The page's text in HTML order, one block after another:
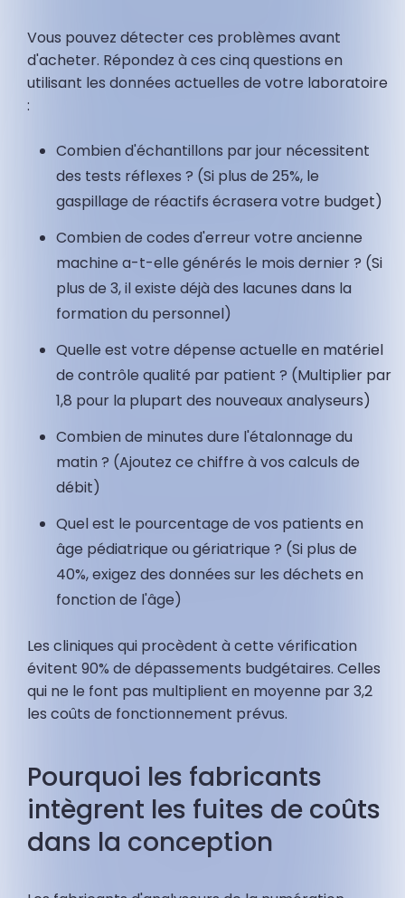
Vous pouvez détecter ces problèmes avant
d'acheter. Répondez à ces cinq questions en
utilisant les données actuelles de votre laboratoire
:
Combien d'échantillons par jour nécessitent
des tests réflexes ? (Si plus de 25%, le
gaspillage de réactifs écrasera votre budget)
Combien de codes d'erreur votre ancienne
machine a-t-elle générés le mois dernier ? (Si
plus de 3, il existe déjà des lacunes dans la
formation du personnel)
Quelle est votre dépense actuelle en matériel
de contrôle qualité par patient ? (Multiplier par
1,8 pour la plupart des nouveaux analyseurs)
Combien de minutes dure l'étalonnage du
matin ? (Ajoutez ce chiffre à vos calculs de
débit)
Quel est le pourcentage de vos patients en
âge pédiatrique ou gériatrique ? (Si plus de
40%, exigez des données sur les déchets en
fonction de l'âge)
Les cliniques qui procèdent à cette vérification
évitent 90% de dépassements budgétaires. Celles
qui ne le font pas multiplient en moyenne par 3,2
les coûts de fonctionnement prévus.
Pourquoi les fabricants
intègrent les fuites de coûts
dans la conception